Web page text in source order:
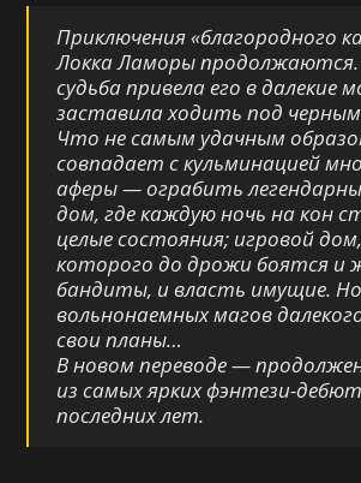
Приключения «благородного
Локка Ламоры продолжаются.
судьба привела его в далекие
заставила ходить под
Что не самым удачным
совпадает с кульминацией
аферы — ограбить
дом, где каждую ночь на кон
целые состояния; игровой
которого до дрожи боятся и
бандиты, и власть имущие.
вольнонаемных магов
свои планы…
В новом переводе —
из самых ярких фэнтези-
последних лет.